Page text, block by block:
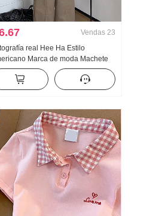
Vendas 23
real Hee Ha Estilo
Marca de moda Machete
Holgado Kuo Pierna Casual